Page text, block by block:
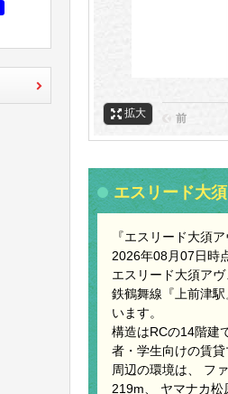
拡大 前
エスリード大
『エスリード大須
2026年08月07日時
エスリード大須ア
鉄鶴舞線『上前津
います。
構造はRCの14階建
者・学生向けの賃貸
周辺の環境は、 フ
219m、 ヤマナカ